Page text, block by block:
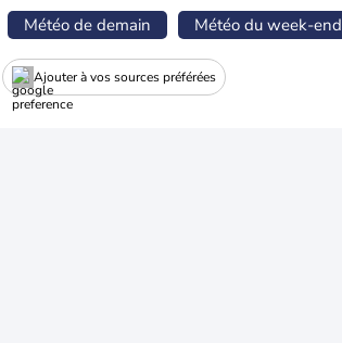
Météo de demain Météo du week-end
Ajouter à vos sources préférées